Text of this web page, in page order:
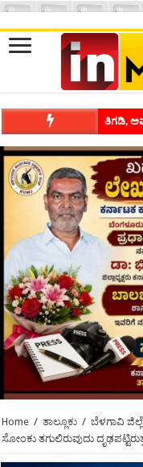
Home / ತಾಲ್ಲೂಕು / ಬೆಳಗಾವಿ
ಸೋಂಕು ತಗುಲಿರುವುದು